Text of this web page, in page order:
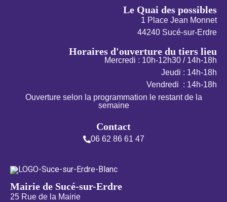
Le Quai des possibles
1 Place Jean Monnet
44240 Sucé-sur-Erdre
Horaires d'ouverture du tiers lieu
Mercredi : 10h-12h30 / 14h-18h
Jeudi : 14h-18h
Vendredi : 14h-18h
Ouverture selon la programmation le restant de la
semaine
Contact
06 62 86 61 47
Mairie de Sucé-sur-Erdre
25 Rue de la Mairie